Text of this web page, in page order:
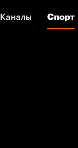
Каналы Спорт
Каналы Спорт